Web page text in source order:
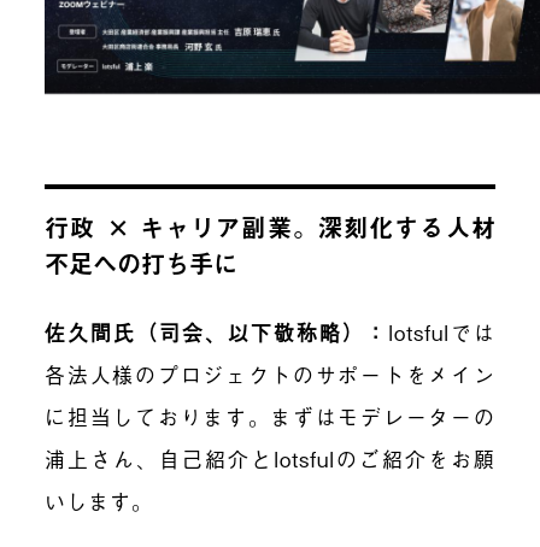
行政 × キャリア副業。深刻化する人材
不足への打ち手に
佐久間氏（司会、以下敬称略）： lotsfulでは
各法人様のプロジェクトのサポートをメイン
に担当しております。まずはモデレーターの
浦上さん、自己紹介とlotsfulのご紹介をお願
いします。